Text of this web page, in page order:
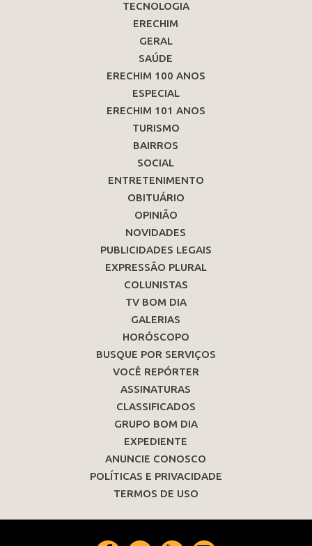
TECNOLOGIA
ERECHIM
GERAL
SAÚDE
ERECHIM 100 ANOS
ESPECIAL
ERECHIM 101 ANOS
TURISMO
BAIRROS
SOCIAL
ENTRETENIMENTO
OBITUÁRIO
OPINIÃO
NOVIDADES
PUBLICIDADES LEGAIS
EXPRESSÃO PLURAL
COLUNISTAS
TV BOM DIA
GALERIAS
HORÓSCOPO
BUSQUE POR SERVIÇOS
VOCÊ REPÓRTER
ASSINATURAS
CLASSIFICADOS
GRUPO BOM DIA
EXPEDIENTE
ANUNCIE CONOSCO
POLÍTICAS E PRIVACIDADE
TERMOS DE USO